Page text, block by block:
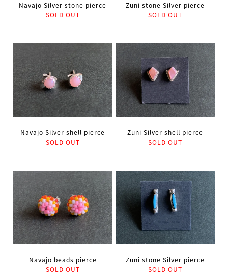
Navajo Silver stone pierce
SOLD OUT
Zuni stone Silver pierce
SOLD OUT
Navajo Silver shell pierce
SOLD OUT
Zuni Silver shell pierce
SOLD OUT
Navajo beads pierce
SOLD OUT
Zuni stone Silver pierce
SOLD OUT